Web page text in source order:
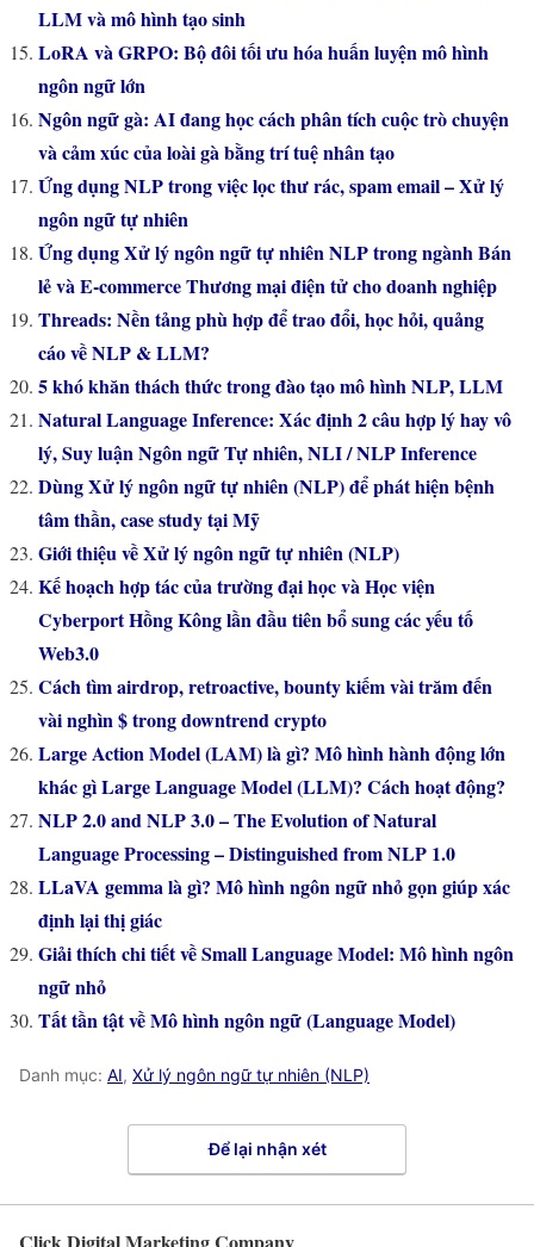
LLM và mô hình tạo sinh
LoRA và GRPO: Bộ đôi tối ưu hóa huấn luyện mô hình
ngôn ngữ lớn
Ngôn ngữ gà: AI đang học cách phân tích cuộc trò chuyện
và cảm xúc của loài gà bằng trí tuệ nhân tạo
Ứng dụng NLP trong việc lọc thư rác, spam email – Xử lý
ngôn ngữ tự nhiên
Ứng dụng Xử lý ngôn ngữ tự nhiên NLP trong ngành Bán
lẻ và E-commerce Thương mại điện tử cho doanh nghiệp
Threads: Nền tảng phù hợp để trao đổi, học hỏi, quảng
cáo về NLP & LLM?
5 khó khăn thách thức trong đào tạo mô hình NLP, LLM
Natural Language Inference: Xác định 2 câu hợp lý hay vô
lý, Suy luận Ngôn ngữ Tự nhiên, NLI / NLP Inference
Dùng Xử lý ngôn ngữ tự nhiên (NLP) để phát hiện bệnh
tâm thần, case study tại Mỹ
Giới thiệu về Xử lý ngôn ngữ tự nhiên (NLP)
Kế hoạch hợp tác của trường đại học và Học viện
Cyberport Hồng Kông lần đầu tiên bổ sung các yếu tố
Web3.0
Cách tìm airdrop, retroactive, bounty kiếm vài trăm đến
vài nghìn $ trong downtrend crypto
Large Action Model (LAM) là gì? Mô hình hành động lớn
khác gì Large Language Model (LLM)? Cách hoạt động?
NLP 2.0 and NLP 3.0 – The Evolution of Natural
Language Processing – Distinguished from NLP 1.0
LLaVA gemma là gì? Mô hình ngôn ngữ nhỏ gọn giúp xác
định lại thị giác
Giải thích chi tiết về Small Language Model: Mô hình ngôn
ngữ nhỏ
Tất tần tật về Mô hình ngôn ngữ (Language Model)
Danh mục: AI, Xử lý ngôn ngữ tự nhiên (NLP)
Để lại nhận xét